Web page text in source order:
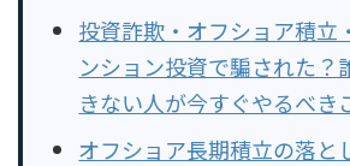
投資詐欺・オフショア積立
ンション投資で騙された？
きない人が今すぐやるべき
オフショア長期積立の落と